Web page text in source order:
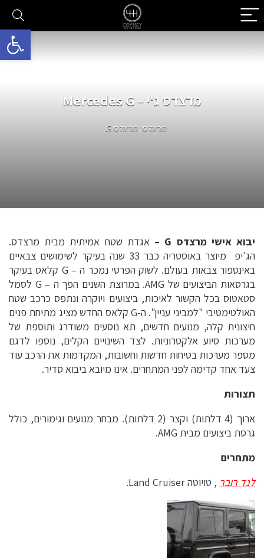
פתח
מרצדס ג'י – Mercedes G
מרצדס,מרצדס G
יבוא אישי מרצדס G –
אגדת שטח אמיתית מבית מרצדס.
הג'יפ מיוצר באוסטריה כבר 33 שנה בעיקר לשימושים צבאיים
באינספור צבאות בעולם. לשוק הפרטי נמכר ה – G קלאס בעיקר
בגרסאות הביצועים של AMG. במרוצת השנים הפך ה – G לסמל
סטאטוס בכל הקשור לאיכות, ביצועים ויוקרה ונתפס כרכב שטח
האולטימטיבי "למביני עניין". ה-G קלאס החדש מציג מתיחת פנים
חיצונית קלה, מנועים חדשים, תא נוסעים משודרג ותוספת של
מערכות סיוע אלקטרוניות. לצד השינויים הקלים, נוספו לדגם
מספר מערכות בטיחות חדשות וחשובות, המקדמות את הרכב עוד
צעד אחד קדימה לפני המתחרים. אינו מיובא ביבוא סדיר.
תצורות
ארוך (4 דלתות) וקצר (2 דלתות). מבחר מנועים וגימורים, כולל
גרסת ביצועים מבית AMG.
מתחרים
לנד רובר , טויוטה Land Cruiser.